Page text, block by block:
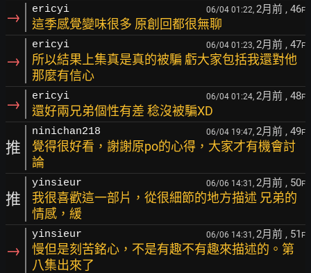
→ ericyi 06/04 01:22, 2月前 , 46F
這季感覺變味很多 原創回都很無聊
→
ericyi 06/04 01:23, 2月前 , 47F
所以結果上集真是真的被騙 虧大家包括我還對他
那麼有信心
→ ericyi 06/04 01:24, 2月前 , 48F
還好兩兄弟個性有差 稔沒被騙XD
推
ninichan218 06/04 19:47, 2月前 , 49F
覺得很好看，謝謝原po的心得，大家才有機會討
論
推
yinsieur 06/06 14:31, 2月前 , 50F
我很喜歡這一部片，從很細節的地方描述 兄弟的
情感，緩
→
yinsieur 06/06 14:31, 2月前 , 51 F
慢但是刻苦銘心，不是有趣不有趣來描述的。第
八集出來了